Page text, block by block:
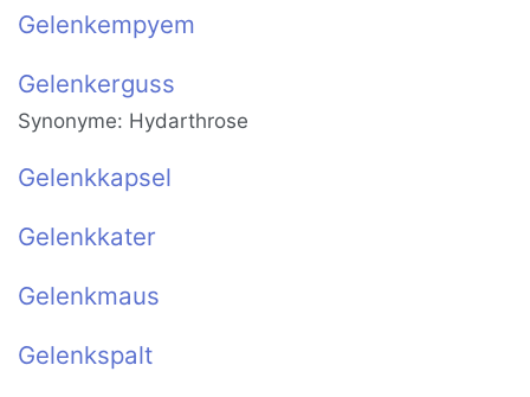
Gelenkempyem
Gelenkerguss
Synonyme: Hydarthrose
Gelenkkapsel
Gelenkkater
Gelenkmaus
Gelenkspalt